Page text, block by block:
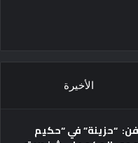
الأخيرة
“حزينة” في “حكيم